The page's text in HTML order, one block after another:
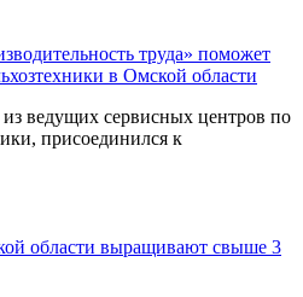
труда» поможет
в Омской области
ведущих сервисных центров по
присоединился к
области выращивают свыше 3